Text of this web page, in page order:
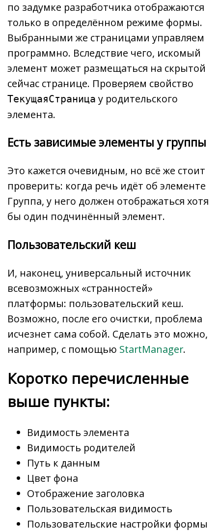
по задумке разработчика отображаются
только в определённом режиме формы.
Выбранными же страницами управляем
программно. Вследствие чего, искомый
элемент может размещаться на скрытой
сейчас странице. Проверяем свойство
ТекущаяСтраница у родительского
элемента.
Есть зависимые элементы у группы
Это кажется очевидным, но всё же стоит
проверить: когда речь идёт об элементе
Группа, у него должен отображаться хотя
бы один подчинённый элемент.
Пользовательский кеш
И, наконец, универсальный источник
всевозможных «странностей»
платформы: пользовательский кеш.
Возможно, после его очистки, проблема
исчезнет сама собой. Сделать это можно,
например, с помощью StartManager.
Коротко перечисленные
выше пункты:
Видимость элемента
Видимость родителей
Путь к данным
Цвет фона
Отображение заголовка
Пользовательская видимость
Пользовательские настройки формы